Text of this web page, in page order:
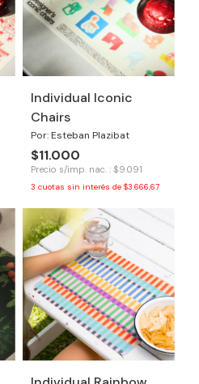
Individual Iconic
Chairs
Por: Esteban Plazibat
$11.000
Precio s/imp. nac. : $9.091
3 cuotas sin interés de $3.666,67